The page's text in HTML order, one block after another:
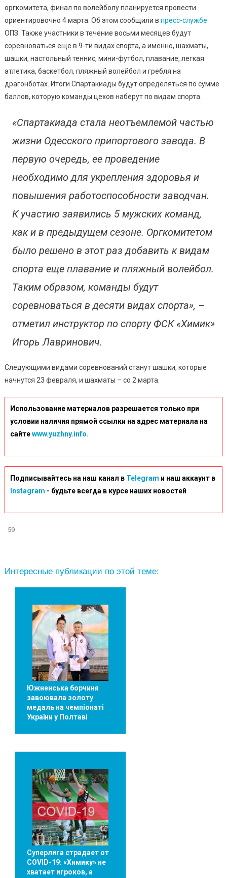
оргкомитета, финал по волейболу планируется провести
ориентировочно 4 марта. Об этом сообщили в пресс-службе
ОПЗ. Также участники в течение восьми месяцев будут
соревноваться еще в 9-ти видах спорта, а именно, шахматы,
шашки, настольный теннис, мини-футбол, плавание, легкая
атлетика, баскетбол, пляжный волейбол и гребля на
драгонботах. Итоги Спартакиады будут определяться по сумме
баллов, которую команды цехов наберут по видам спорта.
«Спартакиада стала неотъемлемой частью
жизни Одесского припортового завода. В
первую очередь, ее проведение
необходимо для укрепления здоровья и
повышения работоспособности заводчан.
К участию заявились 5 мужских команд,
как и в предыдущем сезоне. Оргкомитетом
было решено в этот раз добавить к видам
спорта еще плавание и пляжный волейбол.
Таким образом, команды будут
соревноваться в десяти видах спорта», –
отметил инструктор по спорту ФСК «Химик»
Игорь Лавринович.
Следующими видами соревнований станут шашки, которые
начнутся 23 февраля, и шахматы – со 2 марта.
Использование материалов разрешается только при
условии наличия прямой ссылки на адрес материала на
сайтеwww.yuzhny.info.
Подписывайтесь на наш канал в Telegram и наш аккаунт в
Instagram - будьте всегда в курсе наших новостей
59
Интересные публикации по этой теме:
Южненська борчиня
завоювала золоту
медаль на чемпіонаті
України у Полтаві
Суперлига страдает от
COVID-19: «Химику» не
хватает игроков, а